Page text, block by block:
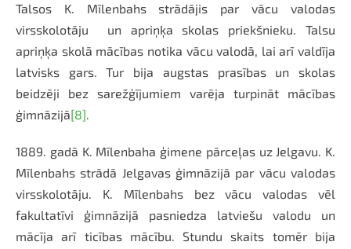
Talsos K. Mīlenbahs strādājis par vācu valodas
virsskolotāju un apriņķa skolas priekšnieku. Talsu
apriņķa skolā mācības notika vācu valodā, lai arī valdīja
latvisks gars. Tur bija augstas prasības un skolas
beidzēji bez sarežģījumiem varēja turpināt mācības
ģimnāzijā[8].
1889. gadā K. Mīlenbaha ģimene pārceļas uz Jelgavu. K.
Mīlenbahs strādā Jelgavas ģimnāzijā par vācu valodas
virsskolotāju. K. Mīlenbahs bez vācu valodas vēl
fakultatīvi ģimnāzijā pasniedza latviešu valodu un
mācīja arī ticības mācību. Stundu skaits tomēr bija